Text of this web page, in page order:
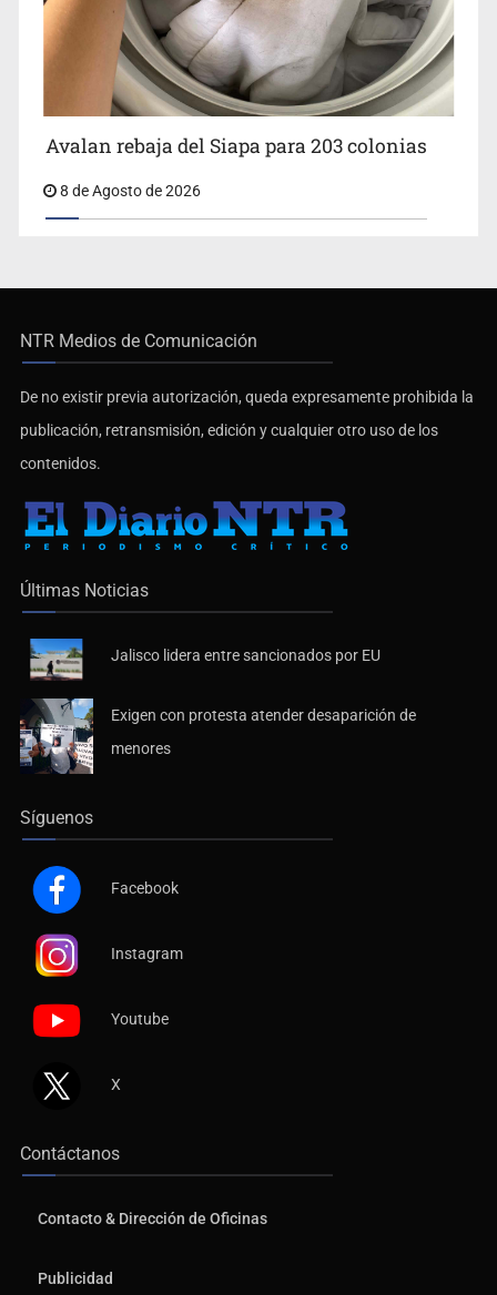
Avalan rebaja del Siapa para 203 colonias
8 de Agosto de 2026
NTR Medios de Comunicación
De no existir previa autorización, queda expresamente prohibida la
publicación, retransmisión, edición y cualquier otro uso de los
contenidos.
Últimas Noticias
Jalisco lidera entre sancionados por EU
Exigen con protesta atender desaparición de
menores
Síguenos
Facebook
Instagram
Youtube
X
Contáctanos
Contacto & Dirección de Oficinas
Publicidad